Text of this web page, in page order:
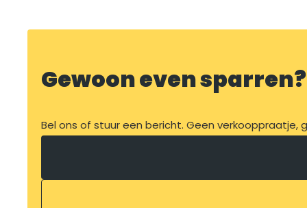
Gewoon even sparren?
Bel ons of stuur een bericht. Geen verkooppraatje,